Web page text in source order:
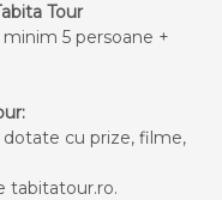
Tour
5 persoane +
cu prize, filme,
tabitatour.ro.